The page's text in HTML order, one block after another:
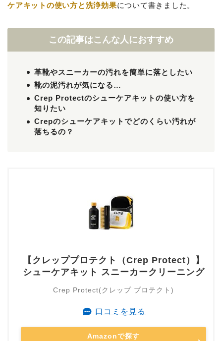
ケアキットの使い方と洗浄効果について書きました。
この記事はこんな人におすすめ
革靴やスニーカーの汚れを簡単に落としたい
靴の泥汚れが気になる…
Crep Protectのシューケアキットの使い方を
知りたい
Crepのシューケアキットでどのくらい汚れが
落ちるの？
【クレッププロテクト（Crep Protect）】
シューケアキット スニーカークリーニング
Crep Protect(クレップ プロテクト)
口コミを見る
Amazonで探す